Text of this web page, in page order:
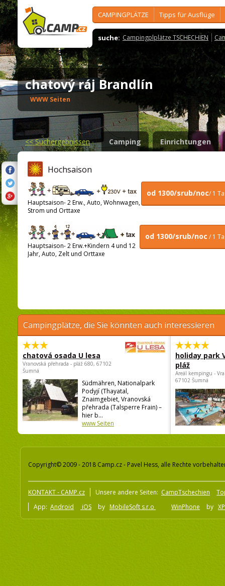
CAMPINGPLÄTZE Tipps für Ausflüge
suche: Campingplplätze TSCHECHIEN
chatový ráj Brandlín
WWW Seiten
<<Suchergebnissen Camping Einrichtungen
Hochsaison
od 1300/srub/noc/ 1
Hauptsaison- 2 Erw., Auto, Wohnwagen,
Strom und Orttaxe
od 1300/srub/noc / 1
Hauptsaison- 2 Erw.+Kindern 4 und 12
Jahr, Auto, Zelt und Orttaxe
Campingplätze, die Sie könnten auch interessieren
chatová osada U lesa
Vranovská přehrada - pláž 680, 67102
Šumná
Südmähren, Nationalpark
Podyjí (Thayatal,
Znaimgebiet, Vranovská
přehrada (Talsperre Frain) –
hier b...
www Seiten
holiday park
pláž
Areál kempingu -
67102 Šumná
Copyright© 2009 - 2018 Camp.cz - Pavel Hess, alle Rechte
KONTAKT - CAMP.cz Unsere andere Seiten: CampTschechien
App: Android iOS by MobileSoft s.r.o WinPhone by